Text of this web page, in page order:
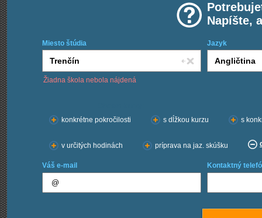
Napíšte,
Miesto štúdia Jazyk
Žiadna škola nebola nájdená
konkrétne pokročilosti
s dĺžkou kurzu s
v určitých hodinách príprava na jaz. skúšku
Váš e-mail Kontaktný